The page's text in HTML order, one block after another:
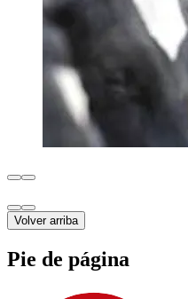
Volver arriba
Pie de página